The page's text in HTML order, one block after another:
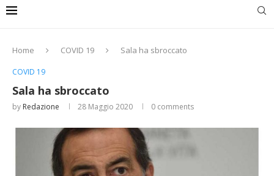
Home COVID 19 Sala ha sbroccato
COVID 19
Sala ha sbroccato
by Redazione 28 Maggio 2020 0 comments